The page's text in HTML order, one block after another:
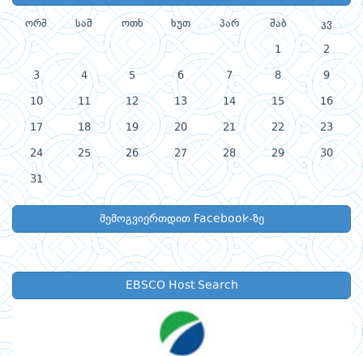
ორშ სამ ოთხ ხუთ პარ შაბ კვ
1 2
3 4 5 6 7 8 9
10 11 12 13 14 15 16
17 18 19 20 21 22 23
24 25 26 27 28 29 30
31
შემოგვიერთდით Facebook-ზე
EBSCO Host Search